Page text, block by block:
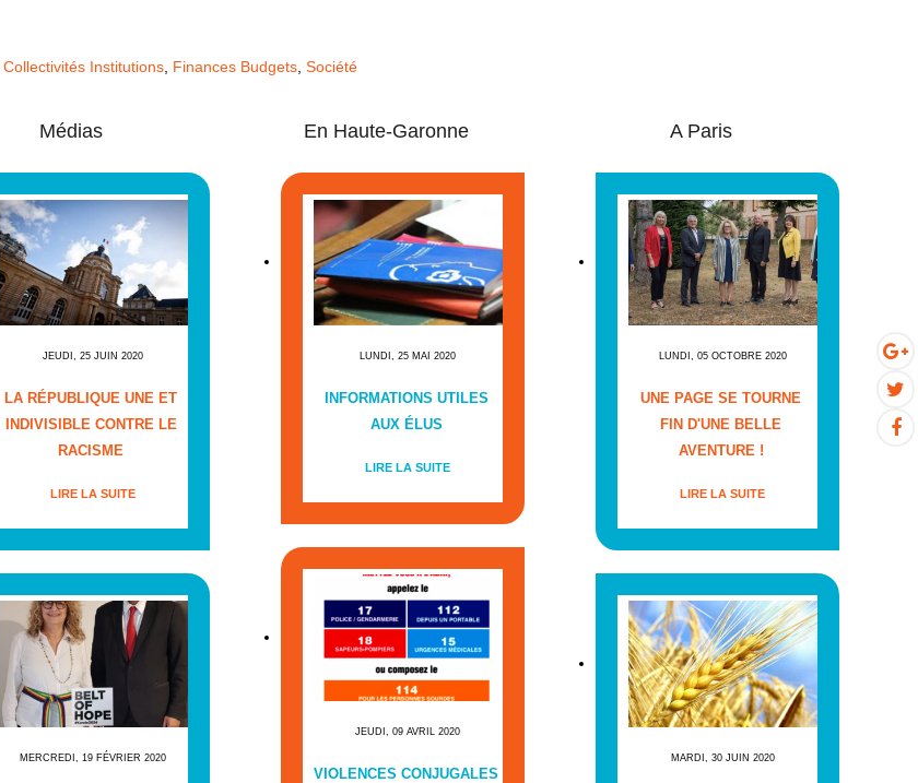
Collectivités Institutions, Finances Budgets, Société
Médias
JEUDI, 25 JUIN 2020
LA RÉPUBLIQUE UNE ET
INDIVISIBLE CONTRE LE
RACISME
LIRE LA SUITE
MERCREDI, 19 FÉVRIER 2020
En Haute-Garonne
LUNDI, 25 MAI 2020
INFORMATIONS UTILES
AUX ÉLUS
LIRE LA SUITE
JEUDI, 09 AVRIL 2020
VIOLENCES CONJUGALES
A Paris
LUNDI, 05 OCTOBRE 2020
UNE PAGE SE TOURNE
FIN D'UNE BELLE
AVENTURE !
LIRE LA SUITE
MARDI, 30 JUIN 2020